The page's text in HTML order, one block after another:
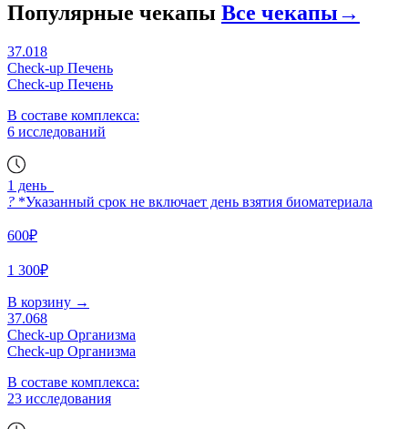
Популярные чекапы Все чекапы→
37.018
Check-up Печень
Check-up Печень
В составе комплекса:
6 исследований
1 день
? *Указанный срок не включает день взятия биоматериала
600₽
1 300₽
В корзину →
37.068
Check-up Организма
Check-up Организма
В составе комплекса:
23 исследования